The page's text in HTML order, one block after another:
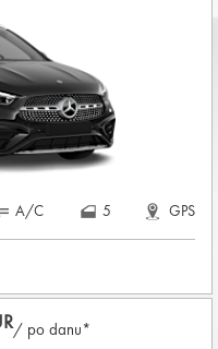
u iznosu od
KREDITNE KARTICE
NAJMA
A/C 5 GPS
/ po danu*